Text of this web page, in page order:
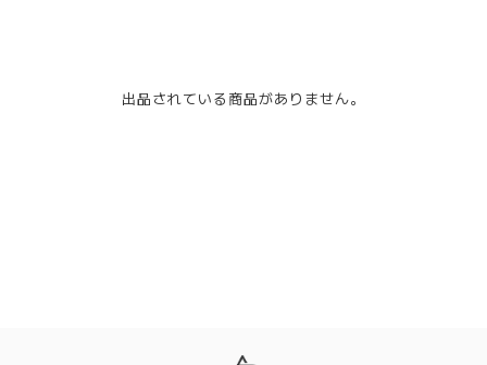
出品されている商品がありません。